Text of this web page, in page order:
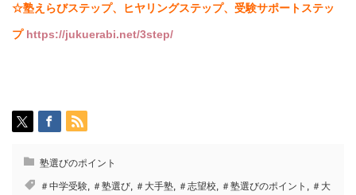
☆塾えらびステップ、ヒヤリングステップ、受験サポートステッ
プ https://jukuerabi.net/3step/
塾選びのポイント
＃中学受験 ＃塾選び ＃大手塾 ＃志望校 ＃塾選びのポイント
＃大